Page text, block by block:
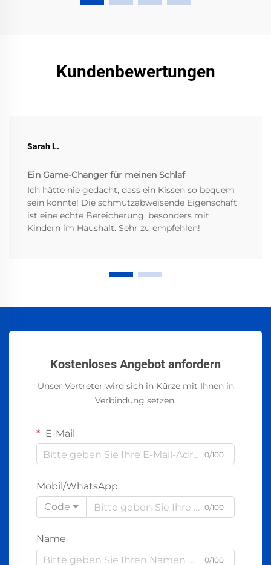
Kundenbewertungen
Sarah L.
Ein Game-Changer für meinen Schlaf
Ich hätte nie gedacht, dass ein Kissen so bequem
sein könnte! Die schmutzabweisende Eigenschaft
ist eine echte Bereicherung, besonders mit
Kindern im Haushalt. Sehr zu empfehlen!
Kostenloses Angebot anfordern
Unser Vertreter wird sich in Kürze mit Ihnen in
Verbindung setzen.
E-Mail
0/100
Mobil/WhatsApp
Code
0/100
Name
0/100